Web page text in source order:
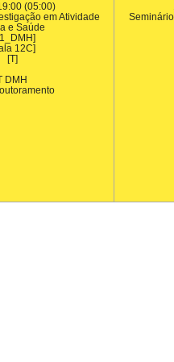
(05:00)
em Atividade
e Saúde
12C]
[T]
DMH